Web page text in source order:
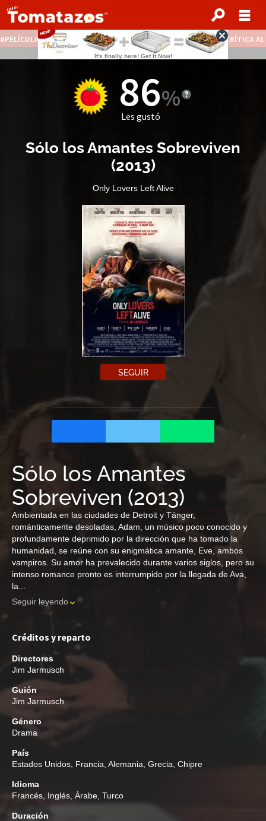
PELÍCULAS STREAMING GRATIS NOTICIAS DESTACADAS CRÍTICA
86
Les gustó
Sólo los Amantes Sobreviven
(2013)
Only Lovers Left Alive
SEGUIR
Sólo los Amantes
Sobreviven (2013)
Ambientada en las ciudades de Detroit y Tánger,
románticamente desoladas, Adam, un músico poco conocido y
profundamente deprimido por la dirección que ha tomado la
humanidad, se reúne con su enigmática amante, Eve, ambos
vampiros. Su amor ha prevalecido durante varios siglos, pero su
intenso romance pronto es interrumpido por la llegada de Ava,
la...
Seguir leyendo
Créditos y reparto
Directores
Jim Jarmusch
Guión
Jim Jarmusch
Género
Drama
País
Estados Unidos, Francia, Alemania, Grecia, Chipre
Idioma
Francés, Inglés, Árabe, Turco
Duración